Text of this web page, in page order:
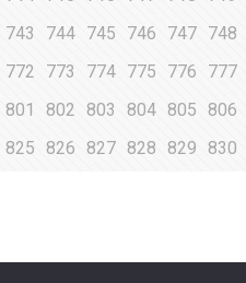
743 744 745 746 747 748
772 773 774 775 776 777
801 802 803 804 805 806
825 826 827 828 829 830